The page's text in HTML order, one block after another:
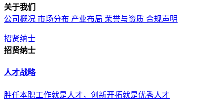
关于我们
公司概况 市场分布 产业布局 荣誉与资质 合规声明
招贤纳士
招贤纳士
人才战略
胜任本职工作就是人才，创新开拓就是优秀人才